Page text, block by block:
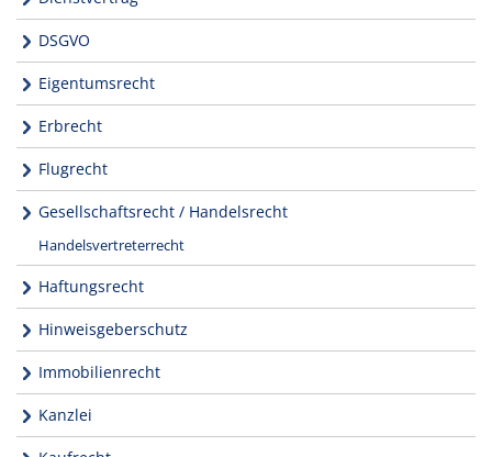
DSGVO
Eigentumsrecht
Erbrecht
Flugrecht
Gesellschaftsrecht / Handelsrecht
Handelsvertreterrecht
Haftungsrecht
Hinweisgeberschutz
Immobilienrecht
Kanzlei